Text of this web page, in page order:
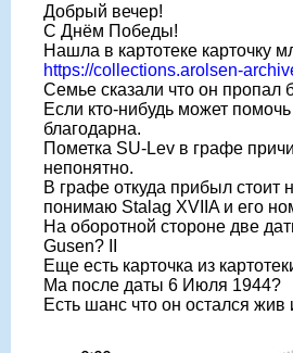
Добрый вечер!
C Днём Победы!
Нашла в картотеке карточку
https://collections.arolsen-
Семье сказали что он пропал
Если кто-нибудь может
благодарна.
Пометка SU-Lev в графе
непонятно.
В графе откуда прибыл стоит
понимаю Stalag XVIIA и его
На оборотной стороне две
Gusen? II
Еще есть карточка из
Ma после даты 6 Июля 1944?
Есть шанс что он остался